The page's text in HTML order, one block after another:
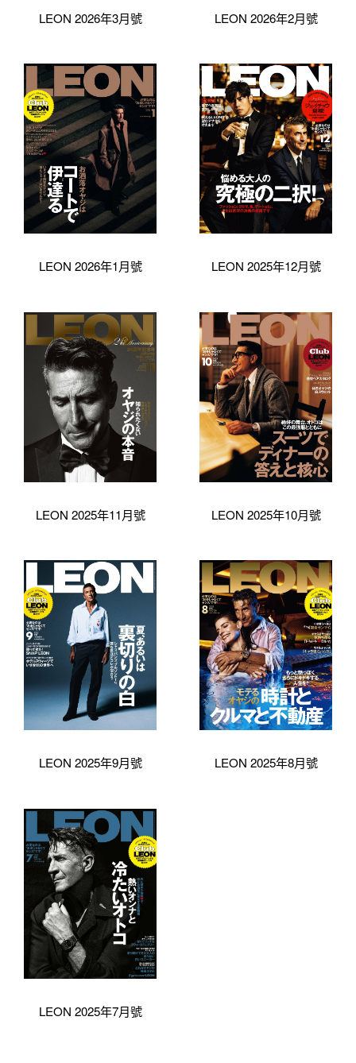
LEON 2026年3月號 LEON 2026年2月號
LEON 2026年1月號 LEON 2025年12月號
LEON 2025年11月號 LEON 2025年10月號
LEON 2025年9月號 LEON 2025年8月號
LEON 2025年7月號